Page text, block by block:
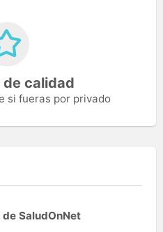
calidad
si fueras por privado
SaludOnNet